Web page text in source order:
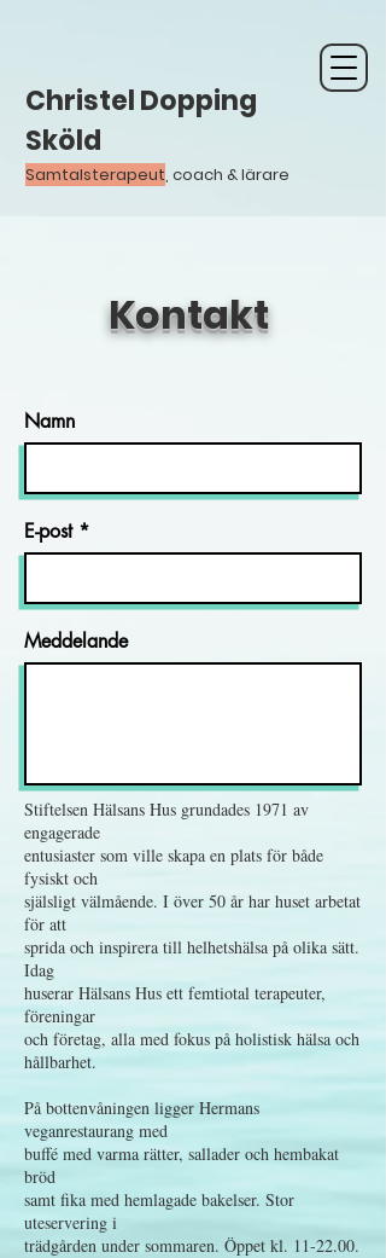
Christel Dopping
Sköld
Samtalsterapeut, coach & lärare
Kontakt
Namn
E-post
Meddelande
Stiftelsen Hälsans Hus grundades 1971 av
engagerade
entusiaster som ville skapa en plats för både
fysiskt och
själsligt välmående. I över 50 år har huset arbetat
för att
sprida och inspirera till helhetshälsa på olika sätt.
Idag
huserar Hälsans Hus ett femtiotal terapeuter,
föreningar
och företag, alla med fokus på holistisk hälsa och
hållbarhet.
På bottenvåningen ligger Hermans
veganrestaurang med
buffé med varma rätter, sallader och hembakat
bröd
samt fika med hemlagade bakelser. Stor
uteservering i
trädgården under sommaren. Öppet kl. 11-22.00.